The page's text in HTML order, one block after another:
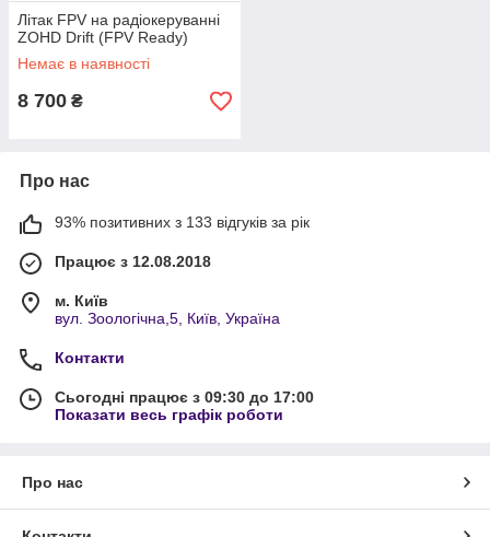
Літак FPV на радіокеруванні
ZOHD Drift (FPV Ready)
Немає в наявності
8 700 ₴
Про нас
93% позитивних з 133 відгуків за рік
Працює з 12.08.2018
м. Київ
вул. Зоологічна,5, Київ, Україна
Контакти
Сьогодні працює з 09:30 до 17:00
Показати весь графік роботи
Про нас